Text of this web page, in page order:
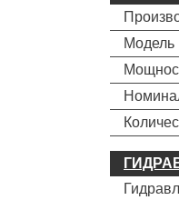
Модель